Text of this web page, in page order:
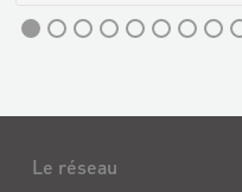
Le réseau